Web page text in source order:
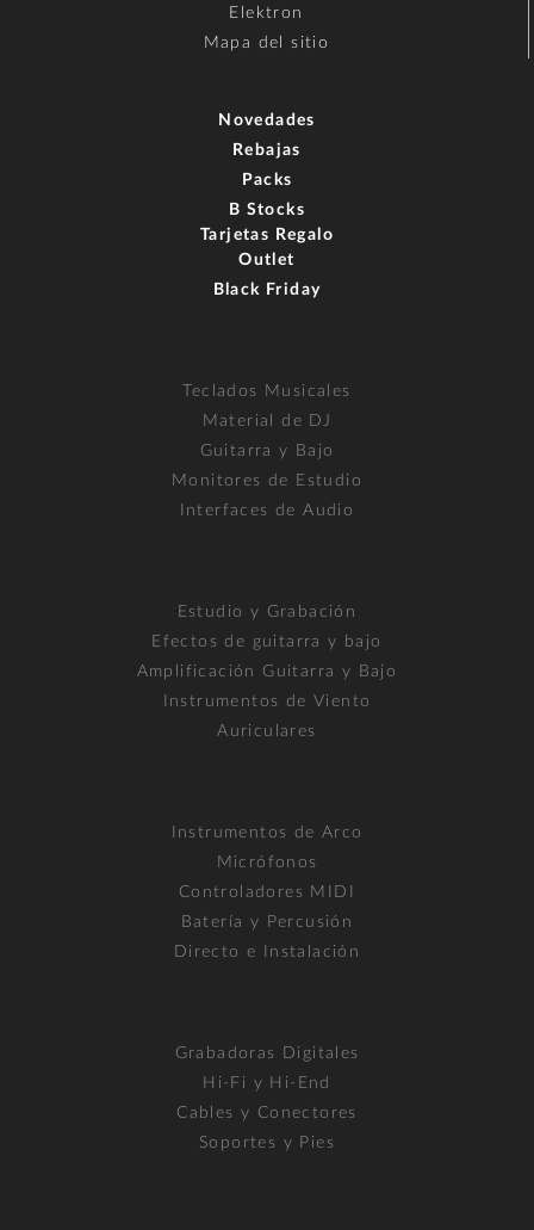
Elektron
Mapa del sitio
Novedades
Rebajas
Packs
B Stocks
Tarjetas Regalo
Outlet
Black Friday
Teclados Musicales
Material de DJ
Guitarra y Bajo
Monitores de Estudio
Interfaces de Audio
Estudio y Grabación
Efectos de guitarra y bajo
Amplificación Guitarra y Bajo
Instrumentos de Viento
Auriculares
Instrumentos de Arco
Micrófonos
Controladores MIDI
Batería y Percusión
Directo e Instalación
Grabadoras Digitales
Hi-Fi y Hi-End
Cables y Conectores
Soportes y Pies